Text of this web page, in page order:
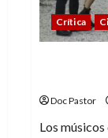
Crítica
Doc Pastor
Los